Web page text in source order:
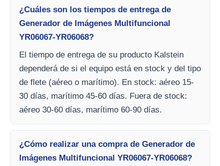
¿Cuáles son los tiempos de entrega de
Generador de Imágenes Multifuncional
YR06067-YR06068?
El tiempo de entrega de su producto Kalstein
dependerá de si el equipo está en stock y del tipo
de flete (aéreo o marítimo). En stock: aéreo 15-
30 días, marítimo 45-60 días. Fuera de stock:
aéreo 30-60 días, marítimo 60-90 días.
¿Cómo realizar una compra de Generador de
Imágenes Multifuncional YR06067-YR06068?